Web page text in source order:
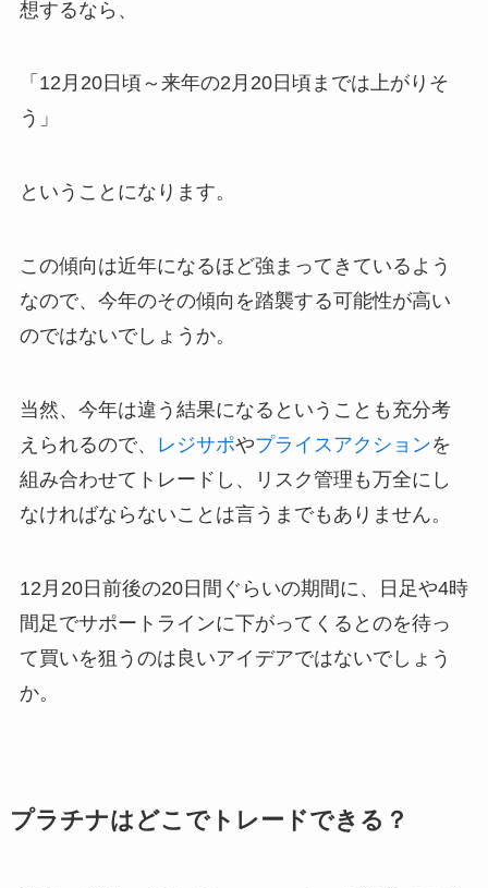
想するなら、
「12月20日頃～来年の2月20日頃までは上がりそ
う」
ということになります。
この傾向は近年になるほど強まってきているよう
なので、今年のその傾向を踏襲する可能性が高い
のではないでしょうか。
当然、今年は違う結果になるということも充分考
えられるので、
レジサポやプライスアクションを
組み合わせてトレードし、リスク管理も万全にし
なければならないことは言うまでもありません。
12月20日前後の20日間ぐらいの期間に、日足や4時
間足でサポートラインに下がってくるとのを待っ
て買いを狙うのは良いアイデアではないでしょう
か。
プラチナはどこでトレードできる？